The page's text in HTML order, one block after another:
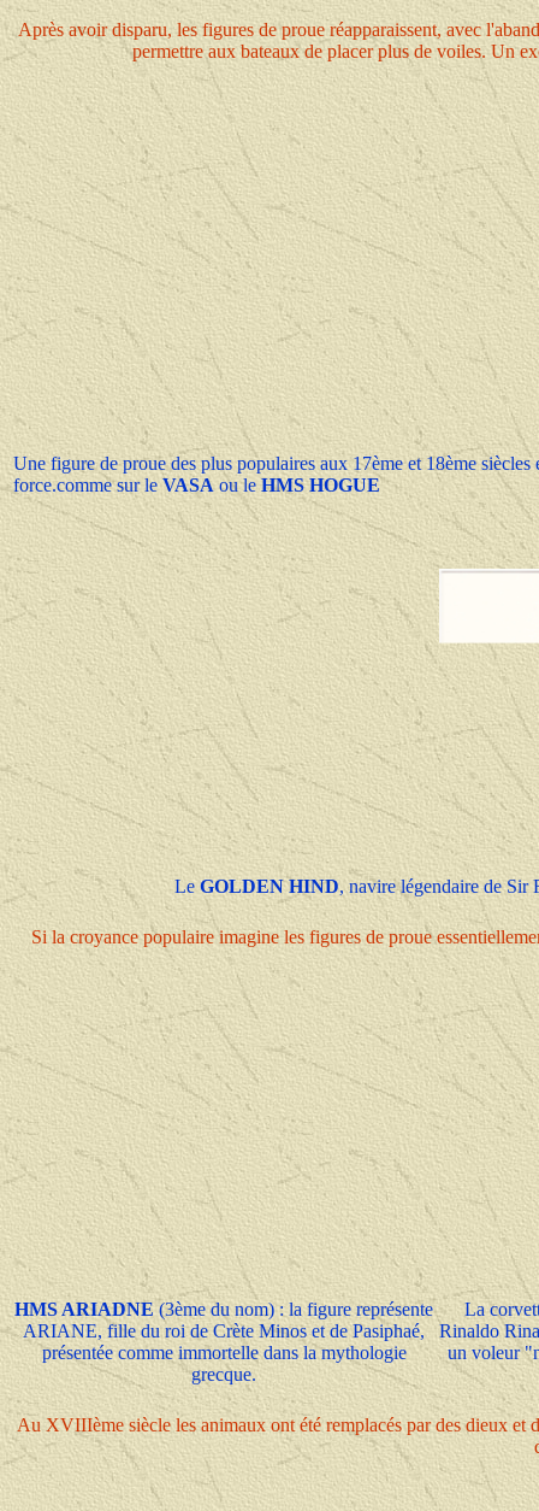
Après avoir disparu, les figures de proue réapparaissent, avec
permettre aux bateaux de placer plus de voiles. Un
Une figure de proue des plus populaires aux 17ème et 18ème
force.comme sur le VASA ou le HMS HOGUE
LeGOLDEN HIND, navire légendaire de
Si la croyance populaire imagine les figures de proue
HMS ARIADNE (3ème du nom) : la figure représente
ARIANE, fille du roi de Crète Minos et de Pasiphaé,
présentée comme immortelle dans la mythologie
grecque.
La
Rinaldo
un voleur
Au XVIIIème siècle les animaux ont été remplacés par des dieux et